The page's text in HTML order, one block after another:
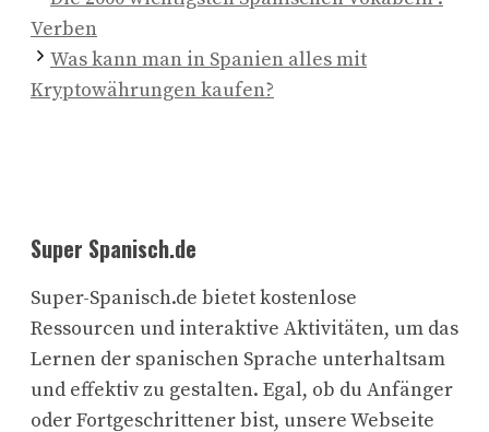
Verben
Was kann man in Spanien alles mit
Kryptowährungen kaufen?
Super Spanisch.de
Super-Spanisch.de bietet kostenlose
Ressourcen und interaktive Aktivitäten, um das
Lernen der spanischen Sprache unterhaltsam
und effektiv zu gestalten. Egal, ob du Anfänger
oder Fortgeschrittener bist, unsere Webseite